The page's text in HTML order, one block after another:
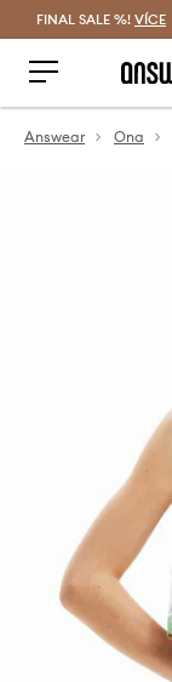
FINAL SALE %! VÍCE
Answear Ona